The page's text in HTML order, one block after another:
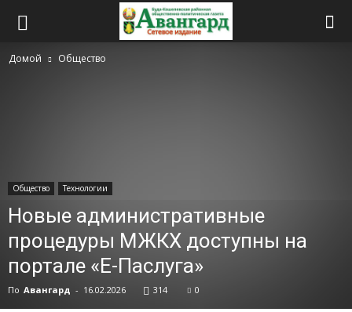
Домой Общество
Общество Технологии
Новые административные
процедуры МЖКХ доступны на
портале «Е-Паслуга»
По Авангард - 16.02.2026 314 0